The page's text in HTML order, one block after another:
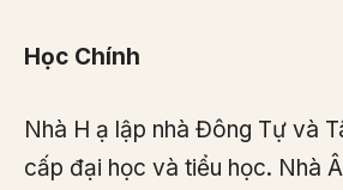
Học Chính
Nhà H ạ lập nhà Đông Tự và
cấp đại học và tiểu học. Nhà